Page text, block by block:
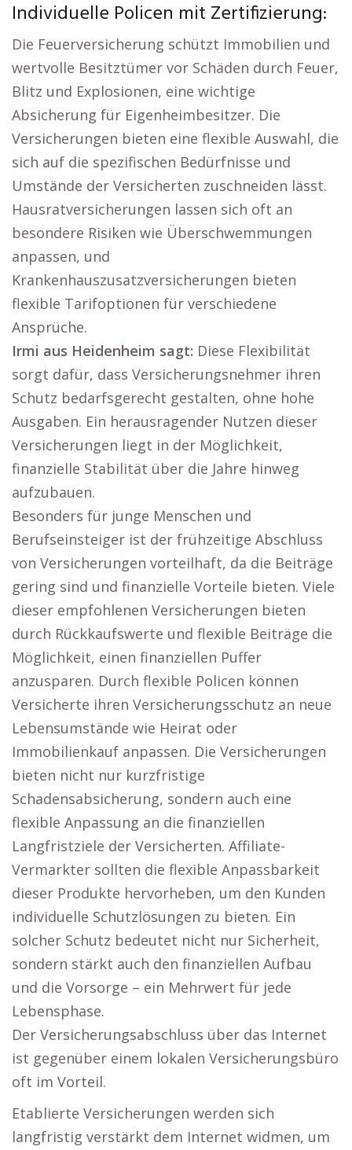
Individuelle Policen mit Zertifizierung:
Die Feuerversicherung schützt Immobilien und
wertvolle Besitztümer vor Schäden durch Feuer,
Blitz und Explosionen, eine wichtige
Absicherung für Eigenheimbesitzer. Die
Versicherungen bieten eine flexible Auswahl, die
sich auf die spezifischen Bedürfnisse und
Umstände der Versicherten zuschneiden lässt.
Hausratversicherungen lassen sich oft an
besondere Risiken wie Überschwemmungen
anpassen, und
Krankenhauszusatzversicherungen bieten
flexible Tarifoptionen für verschiedene
Ansprüche.
Irmi aus Heidenheim sagt: Diese Flexibilität
sorgt dafür, dass Versicherungsnehmer ihren
Schutz bedarfsgerecht gestalten, ohne hohe
Ausgaben. Ein herausragender Nutzen dieser
Versicherungen liegt in der Möglichkeit,
finanzielle Stabilität über die Jahre hinweg
aufzubauen.
Besonders für junge Menschen und
Berufseinsteiger ist der frühzeitige Abschluss
von Versicherungen vorteilhaft, da die Beiträge
gering sind und finanzielle Vorteile bieten. Viele
dieser empfohlenen Versicherungen bieten
durch Rückkaufswerte und flexible Beiträge die
Möglichkeit, einen finanziellen Puffer
anzusparen. Durch flexible Policen können
Versicherte ihren Versicherungsschutz an neue
Lebensumstände wie Heirat oder
Immobilienkauf anpassen. Die Versicherungen
bieten nicht nur kurzfristige
Schadensabsicherung, sondern auch eine
flexible Anpassung an die finanziellen
Langfristziele der Versicherten. Affiliate-
Vermarkter sollten die flexible Anpassbarkeit
dieser Produkte hervorheben, um den Kunden
individuelle Schutzlösungen zu bieten. Ein
solcher Schutz bedeutet nicht nur Sicherheit,
sondern stärkt auch den finanziellen Aufbau
und die Vorsorge – ein Mehrwert für jede
Lebensphase.
Der Versicherungsabschluss über das Internet
ist gegenüber einem lokalen Versicherungsbüro
oft im Vorteil.
Etablierte Versicherungen werden sich
langfristig verstärkt dem Internet widmen, um